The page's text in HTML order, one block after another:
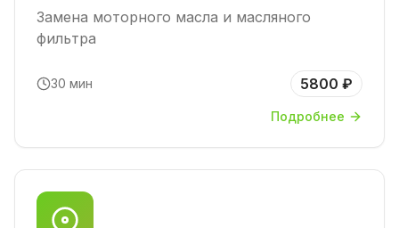
Замена моторного масла и масляного
фильтра
30 мин 5800 ₽
Подробнее